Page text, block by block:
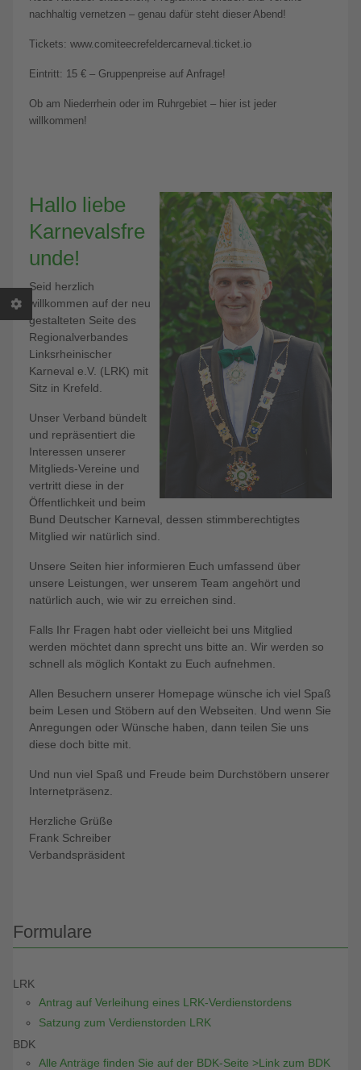
nachhaltig vernetzen – genau dafür steht dieser Abend!
Tickets: www.comiteecrefeldercarneval.ticket.io
Eintritt: 15 € – Gruppenpreise auf Anfrage!
Ob am Niederrhein oder im Ruhrgebiet – hier ist jeder
willkommen!
Hallo liebe
Karnevalsfre
unde!
Seid herzlich
willkommen auf der neu
gestalteten Seite des
Regionalverbandes
Linksrheinischer
Karneval e.V. (LRK) mit
Sitz in Krefeld.
Unser Verband bündelt
und repräsentiert die
Interessen unserer
Mitglieds-Vereine und
vertritt diese in der
Öffentlichkeit und beim
Bund Deutscher Karneval, dessen stimmberechtigtes
Mitglied wir natürlich sind.
Unsere Seiten hier informieren Euch umfassend über
unsere Leistungen, wer unserem Team angehört und
natürlich auch, wie wir zu erreichen sind.
Falls Ihr Fragen habt oder vielleicht bei uns Mitglied
werden möchtet dann sprecht uns bitte an. Wir werden so
schnell als möglich Kontakt zu Euch aufnehmen.
Allen Besuchern unserer Homepage wünsche ich viel Spaß
beim Lesen und Stöbern auf den Webseiten. Und wenn Sie
Anregungen oder Wünsche haben, dann teilen Sie uns
diese doch bitte mit.
Und nun viel Spaß und Freude beim Durchstöbern unserer
Internetpräsenz.
Herzliche Grüße
Frank Schreiber
Verbandspräsident
Formulare
LRK
Antrag auf Verleihung eines LRK-Verdienstordens
Satzung zum Verdienstorden LRK
BDK
Alle Anträge finden Sie auf der BDK-Seite >Link zum BDK